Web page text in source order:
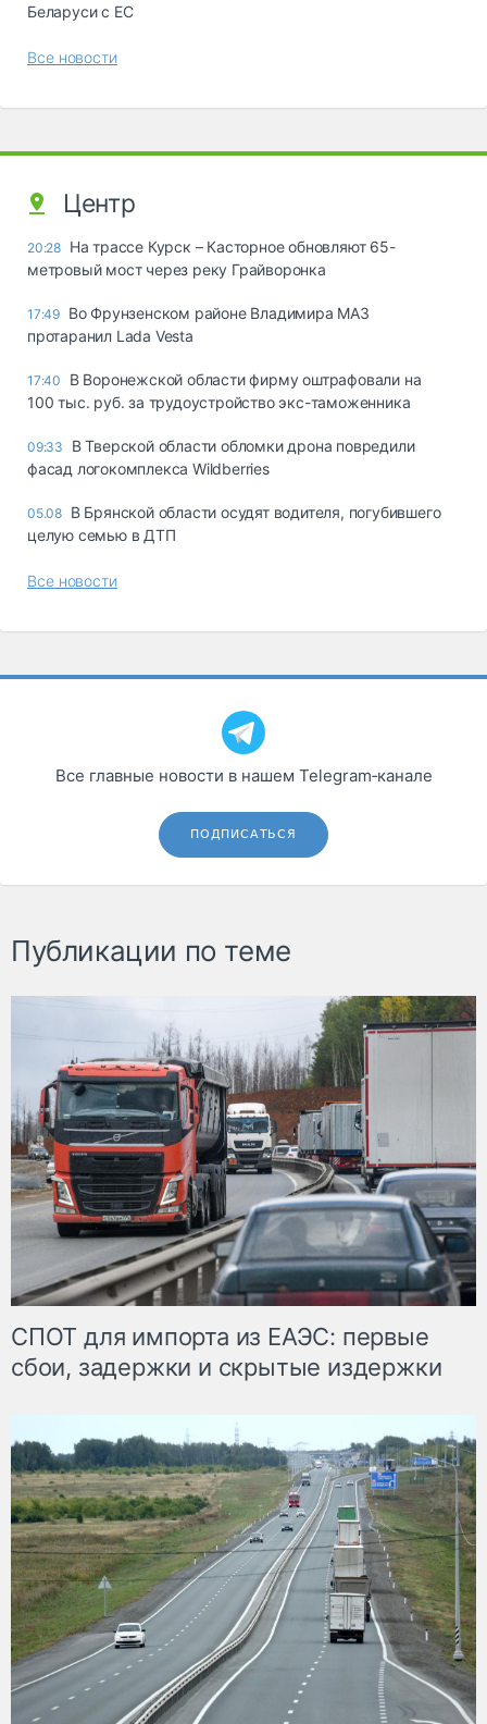
Беларуси с ЕС
Все новости
Центр
20:28 На трассе Курск – Касторное обновляют 65-
метровый мост через реку Грайворонка
17:49 Во Фрунзенском районе Владимира МАЗ
протаранил Lada Vesta
17:40
В Воронежской области фирму оштрафовали на
100 тыс. руб. за трудоустройство экс-таможенника
09:33
В Тверской области обломки дрона повредили
фасад логокомплекса Wildberries
05.08 В Брянской области осудят водителя, погубившего
целую семью в ДТП
Все новости
Все главные новости в нашем Telegram‑канале
ПОДПИСАТЬСЯ
Публикации по теме
СПОТ для импорта из ЕАЭС: первые
сбои, задержки и скрытые издержки